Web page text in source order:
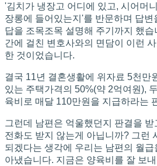
'김치가 냉장고 어디에 있고, 시어머
장롱에 들어있는지'를 반문하며 답변
답을 조목조목 설명해 주기까지 했습
간에 걸친 변호사와의 면담이 이런
한 것이었습니다.
결국 11년 결혼생활에 위자료 5천만
있는 주택가격의 50%(약 2억여원),
육비로 매달 110만원을 지급하라는
그런데 남편은 억울했던지 판결을
전화도 받지 않는게 아닙니까? 그런
되겠다는 생각에 우리는 남편의 월
아냈습니다. 지금은 양육비를 잘 보